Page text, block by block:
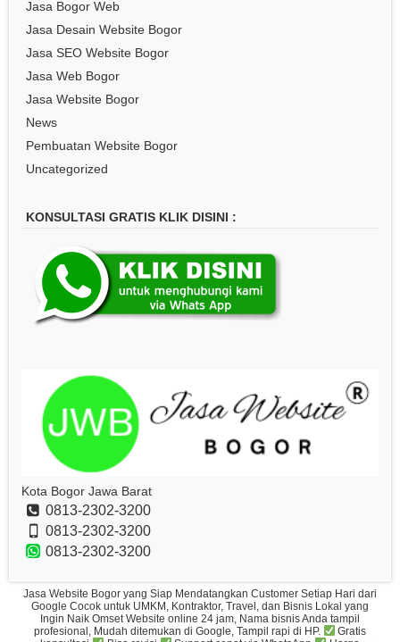
Jasa Bogor Web
Jasa Desain Website Bogor
Jasa SEO Website Bogor
Jasa Web Bogor
Jasa Website Bogor
News
Pembuatan Website Bogor
Uncategorized
KONSULTASI GRATIS KLIK DISINI :
Kota Bogor Jawa Barat
0813-2302-3200
0813-2302-3200
0813-2302-3200
Jasa Website Bogor yang Siap Mendatangkan Customer Setiap Hari dari
Google Cocok untuk UMKM, Kontraktor, Travel, dan Bisnis Lokal yang
Ingin Naik Omset Website online 24 jam, Nama bisnis Anda tampil
profesional, Mudah ditemukan di Google, Tampil rapi di HP.
Gratis